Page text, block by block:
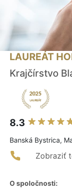
LAUREÁT
Krajčírstvo
8.3
Banská Bystrica,
Zobraziť
O spoločnosti: